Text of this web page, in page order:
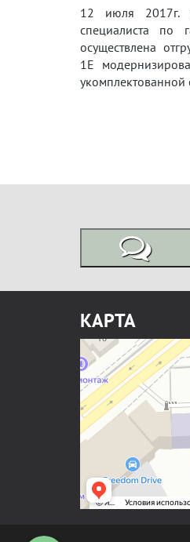
12 июля 2017г.
специалиста по
осуществлена
1Е
КАРТА